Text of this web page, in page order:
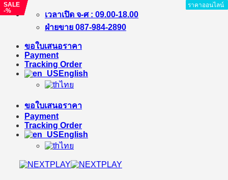
Skip
เวลาเปิด จ-ศ : 09.00-18.00
ฝ่ายขาย 087-984-2890
ขอใบเสนอราคา
Payment
Tracking Order
English
ไทย
ขอใบเสนอราคา
Payment
Tracking Order
English
ไทย
ราคาออนไลน์
ราคาออนไลน์
SALE
-%
ราคาออนไลน์
ราคาออนไลน์
ราคาออนไลน์
SALE
-%
ราคาออนไลน์
ราคาออนไลน์
ราคาออนไลน์
SALE
-%